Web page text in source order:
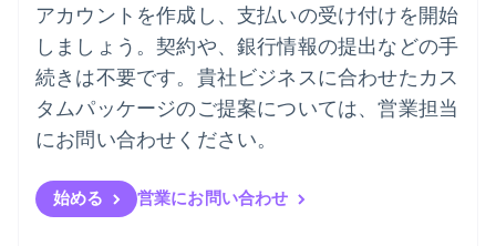
アカウントを作成し、支払いの受け付けを開始
しましょう。契約や、銀行情報の提出などの手
続きは不要です。貴社ビジネスに合わせたカス
タムパッケージのご提案については、営業担当
にお問い合わせください。
始める 営業にお問い合わせ
English
フィンランド
English Svenska
ブラジル
PortuguêsEnglish
フランス
Français English
English
ベルギー